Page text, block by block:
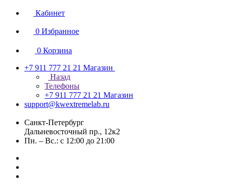
Кабинет
0 Избранное
0 Корзина
+7 911 777 21 21 Магазин
Назад
Телефоны
+7 911 777 21 21 Магазин
support@kwextremelab.ru
Санкт-Петербург
Дальневосточный пр., 12к2
Пн. – Вс.: с 12:00 до 21:00